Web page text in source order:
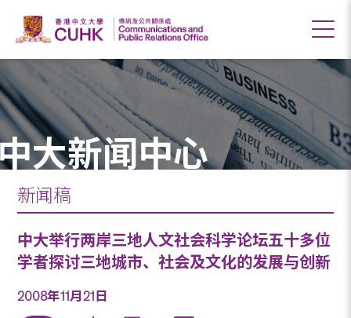
大新闻中心
新闻稿
中大举行两岸三地人文社会科学论坛五十多位
学者探讨三地城市、社会及文化的发展与创新
2008年11月21日